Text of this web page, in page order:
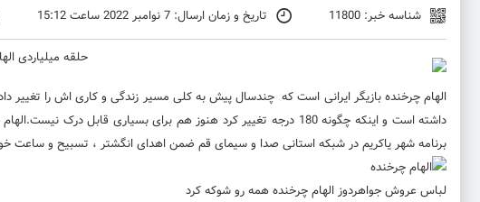
شناسه خبر: 11800 تاریخ و زمان ارسال: 7 نوامبر 2022 ساعت 15:12
الهام چرخندهبازیگر ایرانی است که چندسال پیش به کلی مسیر زندگی و کاری اش را
داشته است و اینکه چگونه 180 درجه تغییر کرد هنوز هم برای بسیاری قابل درک نیست.
برنامه شهر یاکریم در شبکه استانی صدا و سیمای قم ضمن اهدای انگشتر ، تسبیح و ساعت
لباس عروش جواهردوز الهام چرخنده همه رو شوکه کرد